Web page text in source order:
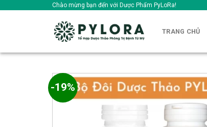
Chào mừng bạn đến với Dược Phẩm PyLoRa!
TRANG CHỦ
-19%